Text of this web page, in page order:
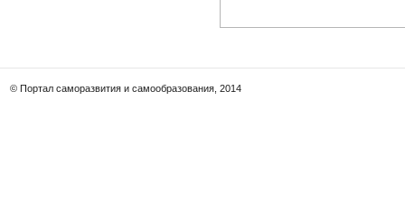
© Портал саморазвития и самообразования, 2014